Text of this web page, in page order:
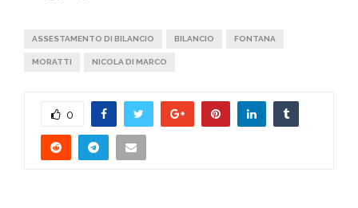
ASSESTAMENTO DI BILANCIO BILANCIO FONTANA
MORATTI NICOLA DI MARCO
0